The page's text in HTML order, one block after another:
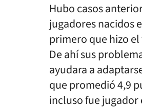
Hubo casos
jugadores nacidos
primero que hizo
De ahí sus
ayudara a
que promedió 4,9
incluso fue jugador